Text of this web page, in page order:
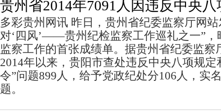
贵州省2014年7091人因违反中央
多彩贵州网讯 昨日，贵州省纪委监察厅网
对‘四风’——贵州纪检监察工作巡礼之一”，
监察工作的首张成绩单。据贵州省纪委监察
2014年以来，贵阳市查处违反中央八项规定
令”问题899人，给予党政纪处分106人，实
题。